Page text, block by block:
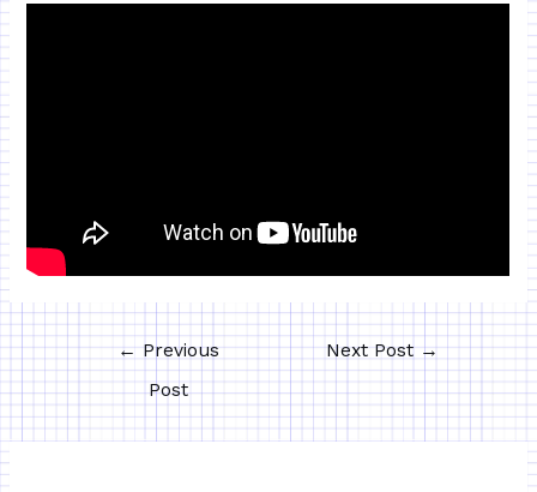
←Previous
Post
Next Post→